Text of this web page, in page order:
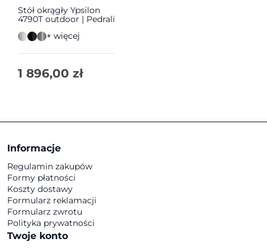
Stół okrągły Ypsilon
4790T outdoor | Pedrali
+ więcej
1 896,00 zł
Informacje
Regulamin zakupów
Formy płatności
Koszty dostawy
Formularz reklamacji
Formularz zwrotu
Polityka prywatności
Twoje konto